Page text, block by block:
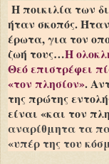
Η ποικιλία των
ήταν σκοπός.
έρωτα, για τον
ζωή τους…Η
Θεό επιστρέφει
«τον πλησίον».
της πρώτης
είναι «και τον
αναρίθμητα τα
«υπέρ της του